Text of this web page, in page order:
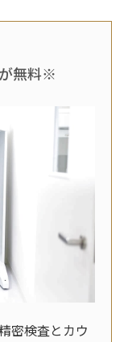
無料※
密検査とカウ